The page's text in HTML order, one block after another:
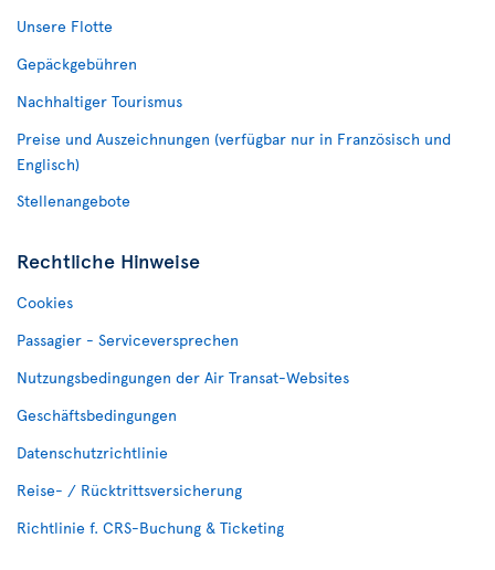
Unsere Flotte
Gepäckgebühren
Nachhaltiger Tourismus
Preise und Auszeichnungen (verfügbar nur in Französisch und
Englisch)
Stellenangebote
Rechtliche Hinweise
Cookies
Passagier - Serviceversprechen
Nutzungsbedingungen der Air Transat-Websites
Geschäftsbedingungen
Datenschutzrichtlinie
Reise- / Rücktrittsversicherung
Richtlinie f. CRS-Buchung & Ticketing